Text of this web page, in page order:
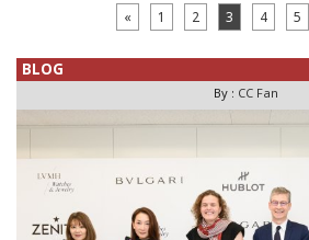
« 1 2 3 4 5
BLOG
By : CC Fan